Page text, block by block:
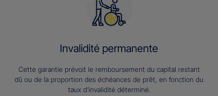
Invalidité permanente
Cette garantie prévoit le remboursement du capital restant
dû ou de la proportion des échéances de prêt, en fonction du
taux d’invalidité déterminé.